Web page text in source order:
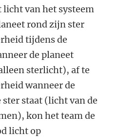
van het systeem
rond zijn ster
tijdens de
de planeet
sterlicht), af te
wanneer de
staat (licht van de
kon het team de
licht op